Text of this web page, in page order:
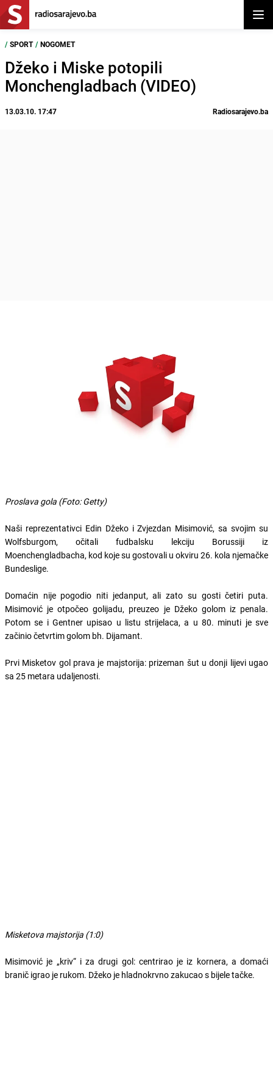
/ SPORT / NOGOMET
Džeko i Miske potopili
Monchengladbach (VIDEO)
13.03.10. 17:47 Radiosarajevo.ba
Proslava gola (Foto: Getty)
Naši reprezentativci Edin Džeko i Zvjezdan Misimović, sa svojim su
Wolfsburgom, očitali fudbalsku lekciju Borussiji iz
Moenchengladbacha, kod koje su gostovali u okviru 26. kola njemačke
Bundeslige.
Domaćin nije pogodio niti jedanput, ali zato su gosti četiri puta.
Misimović je otpočeo golijadu, preuzeo je Džeko golom iz penala.
Potom se i Gentner upisao u listu strijelaca, a u 80. minuti je sve
začinio četvrtim golom bh. Dijamant.
Prvi Misketov gol prava je majstorija: prizeman šut u donji lijevi ugao
sa 25 metara udaljenosti.
Misketova majstorija (1:0)
Misimović je „kriv“ i za drugi gol: centrirao je iz kornera, a domaći
branič igrao je rukom. Džeko je hladnokrvno zakucao s bijele tačke.